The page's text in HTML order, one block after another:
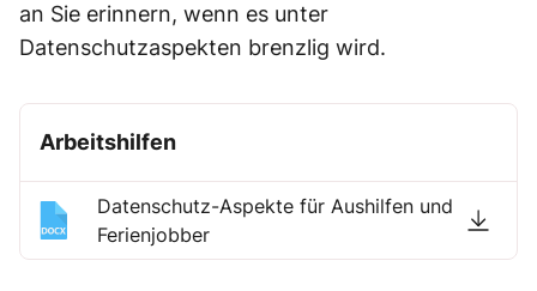
an Sie erinnern, wenn es unter
Datenschutzaspekten brenzlig wird.
Arbeitshilfen
Datenschutz-Aspekte für Aushilfen und
Ferienjobber